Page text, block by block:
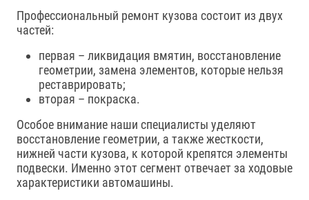
Профессиональный ремонт кузова состоит из двух
частей:
первая – ликвидация вмятин, восстановление
геометрии, замена элементов, которые нельзя
реставрировать;
вторая – покраска.
Особое внимание наши специалисты уделяют
восстановление геометрии, а также жесткости,
нижней части кузова, к которой крепятся элементы
подвески. Именно этот сегмент отвечает за ходовые
характеристики автомашины.